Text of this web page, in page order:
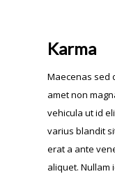
Karma
Maecenas sed
amet non
vehicula ut id
varius blandit
erat a ante
aliquet. Nullam